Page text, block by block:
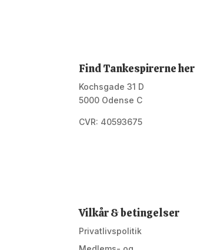
Find Tankespirerne her
Kochsgade 31 D
5000 Odense C
CVR: 40593675
Vilkår & betingelser
Privatlivspolitik